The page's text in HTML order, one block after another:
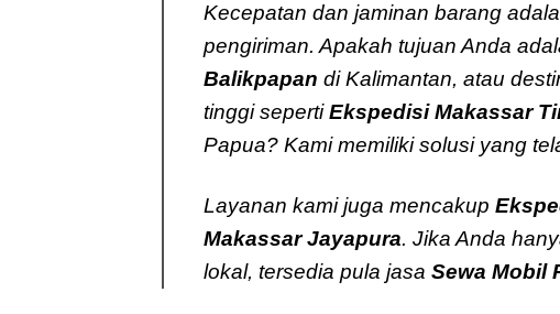
Kecepatan dan jaminan barang
pengiriman. Apakah tujuan Anda
Balikpapan di Kalimantan, atau
tinggi sepertiEkspedisi Makassar
Papua? Kami memiliki solusi yang
Layanan kami juga mencakup
Makassar Jayapura. Jika Anda
lokal, tersedia pula jasa Sewa Mobil